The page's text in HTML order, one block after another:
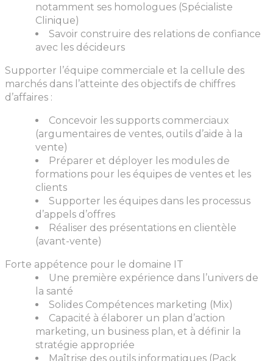
notamment ses homologues (Spécialiste
Clinique)
Savoir construire des relations de confiance
avec les décideurs
Supporter l’équipe commerciale et la cellule des
marchés dans l’atteinte des objectifs de chiffres
d’affaires :
Concevoir les supports commerciaux
(argumentaires de ventes, outils d’aide à la
vente)
Préparer et déployer les modules de
formations pour les équipes de ventes et les
clients
Supporter les équipes dans les processus
d’appels d’offres
Réaliser des présentations en clientèle
(avant-vente)
Forte appétence pour le domaine IT
Une première expérience dans l’univers de
la santé
Solides Compétences marketing (Mix)
Capacité à élaborer un plan d’action
marketing, un business plan, et à définir la
stratégie appropriée
Maîtrise des outils informatiques (Pack